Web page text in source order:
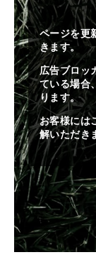
ページを更
きます。
広告ブロッ
ている場合
ります。
お客様には
解いただき